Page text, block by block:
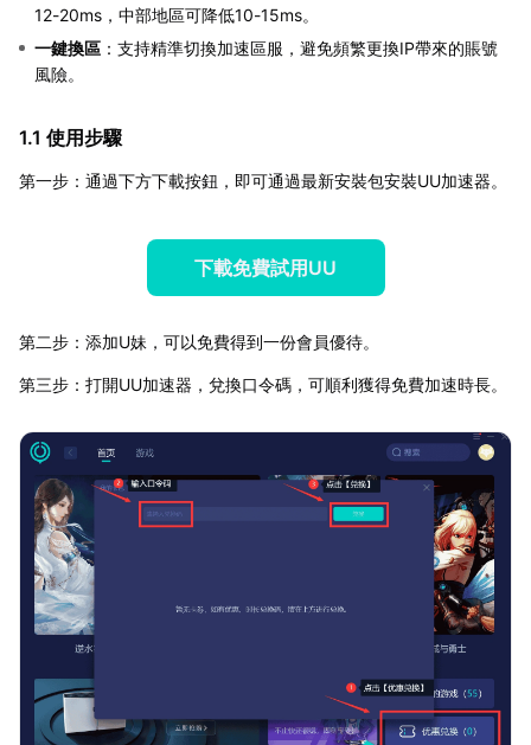
12-20ms，中部地區可降低10-15ms。
一鍵換區 ：支持精準切換加速區服，避免頻繁更換IP帶來的賬號
風險。
1.1 使用步驟
第一步：通過下方下載按鈕，即可通過最新安裝包安裝UU加速器。
下載免費試用UU
第二步：添加U妹，可以免費得到一份會員優待。
第三步：打開UU加速器，兌換口令碼，可順利獲得免費加速時長。